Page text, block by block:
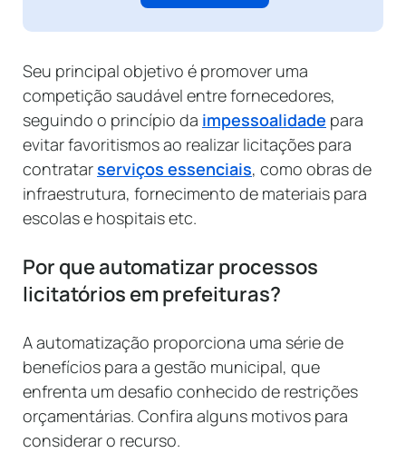
Seu principal objetivo é promover uma
competição saudável entre fornecedores,
seguindo o princípio da impessoalidade para
evitar favoritismos ao realizar licitações para
contratarserviços essenciais, como obras de
infraestrutura, fornecimento de materiais para
escolas e hospitais etc.
Por que automatizar processos
licitatórios em prefeituras?
A automatização proporciona uma série de
benefícios para a gestão municipal, que
enfrenta um desafio conhecido de restrições
orçamentárias. Confira alguns motivos para
considerar o recurso.